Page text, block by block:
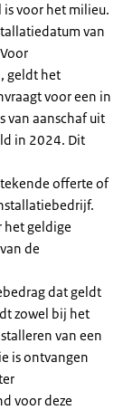
voor het milieu.
van
geldt het
voor een in
van aanschaf uit
in 2024. Dit
offerte of
het geldige
de
dat geldt
zowel bij het
van een
is ontvangen
voor deze